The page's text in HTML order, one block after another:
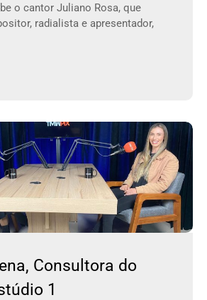
o cantor Juliano Rosa, que
radialista e apresentador,
Consultora do
1